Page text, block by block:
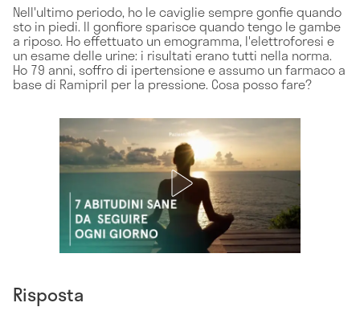
Nell'ultimo periodo, ho le caviglie sempre gonfie quando
sto in piedi. Il gonfiore sparisce quando tengo le gambe
a riposo. Ho effettuato un emogramma, l'elettroforesi e
un esame delle urine: i risultati erano tutti nella norma.
Ho 79 anni, soffro di ipertensione e assumo un farmaco a
base di Ramipril per la pressione. Cosa posso fare?
Risposta